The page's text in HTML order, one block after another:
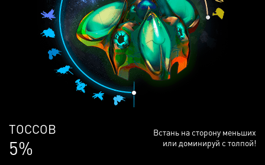
ЛЮДЕЙ
68%
Встань на сторону меньших
или доминируй с толпой!